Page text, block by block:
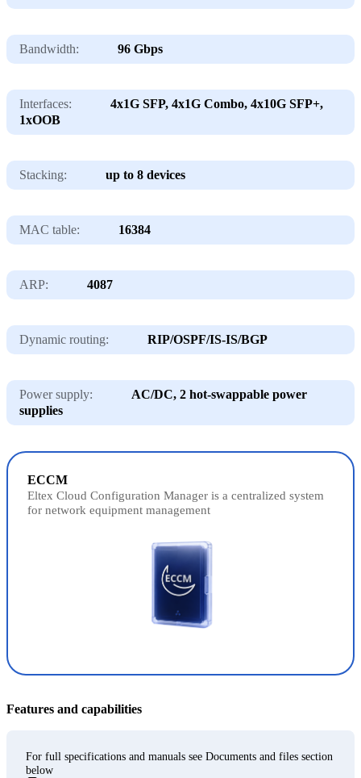
Bandwidth: 96 Gbps
Interfaces:
4x1G SFP, 4x1G Combo, 4x10G SFP+,
1xOOB
Stacking: up to 8 devices
MAC table: 16384
ARP: 4087
Dynamic routing: RIP/OSPF/IS-IS/BGP
Power supply:
AC/DC, 2 hot-swappable power
supplies
ECCM
Eltex Cloud Configuration Manager is a centralized system
for network equipment management
Features and capabilities
For full specifications and manuals see Documents and files section
below